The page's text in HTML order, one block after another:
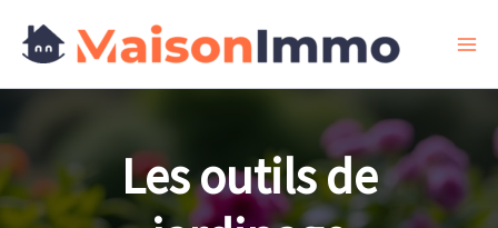
Les outils de